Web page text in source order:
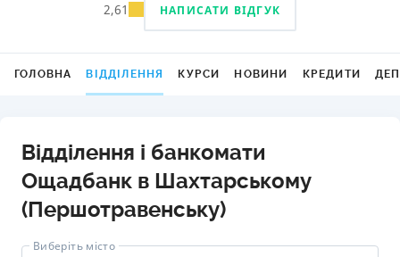
2,61 НАПИСАТИ ВІДГУК
ГОЛОВНА ВІДДІЛЕННЯ КУРСИ НОВИНИ КРЕДИТИ
Відділення і банкомати
Ощадбанк в Шахтарському
(Першотравенську)
Виберіть місто